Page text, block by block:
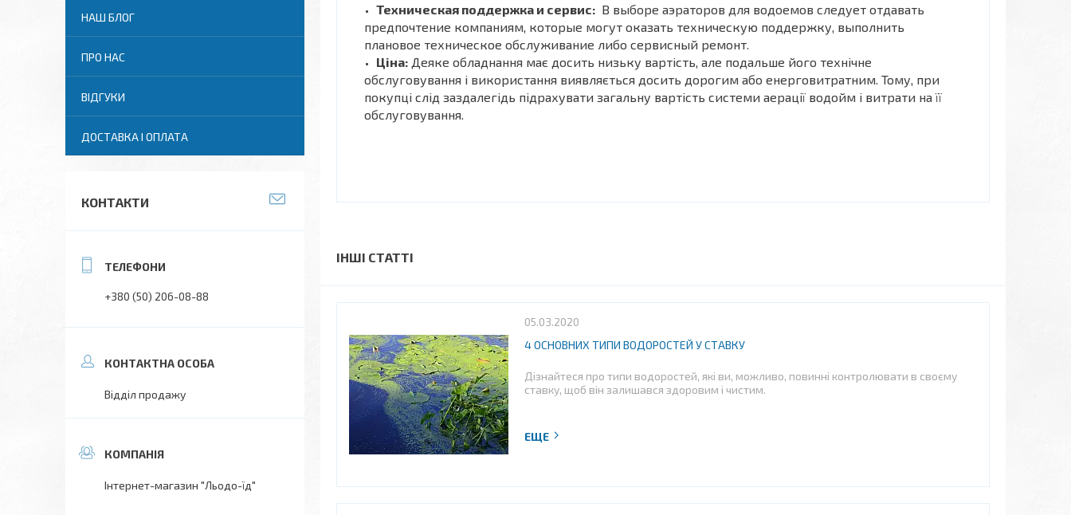
Техническая поддержка и сервис: В выборе аэраторов для водоемов следует отдавать
предпочтение компаниям, которые могут оказать техническую поддержку, выполнить
плановое техническое обслуживание либо сервисный ремонт.
Ціна: Деяке обладнання має досить низьку вартість, але подальше його технічне
обслуговування і використання виявляється досить дорогим або енерговитратним. Тому, при
покупці слід заздалегідь підрахувати загальну вартість системи аерації водойм і витрати на її
обслуговування.
ІНШІ СТАТТІ
05.03.2020
4 ОСНОВНИХ ТИПИ ВОДОРОСТЕЙ У СТАВКУ
Дізнайтеся про типи водоростей, які ви, можливо, повинні контролювати в своєму
ставку, щоб він залишався здоровим і чистим.
НАШ БЛОГ
ПРО НАС
ВІДГУКИ
ДОСТАВКА І ОПЛАТА
КОНТАКТИ
+380 (50) 206-08-88
Відділ продажу
Інтернет-магазин "Льодо-їд"